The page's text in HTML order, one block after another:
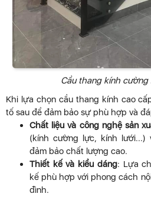
Cầu thang kính cường
Khi lựa chọn cầu thang kính cao
tố sau để đảm bảo sự phù hợp và
Chất liệu và công nghệ sản
(kính cường lực, kính lưới...)
đảm bảo chất lượng cao.
Thiết kế và kiểu dáng: Lựa
kế phù hợp với phong cách
đình.